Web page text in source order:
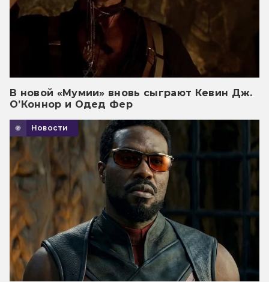
В новой «Мумии» вновь сыграют Кевин Дж.
О’Коннор и Одед Фер
Новости